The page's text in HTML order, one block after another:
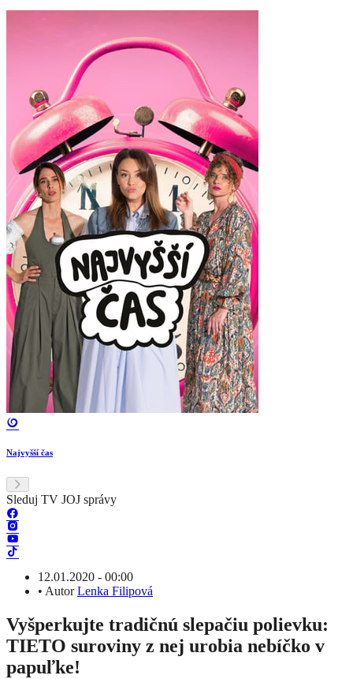
Najvyšší čas
Sleduj TV JOJ správy
12.01.2020 - 00:00
• AutorLenka Filipová
Vyšperkujte tradičnú slepačiu polievku:
TIETO suroviny z nej urobia nebíčko v
papuľke!